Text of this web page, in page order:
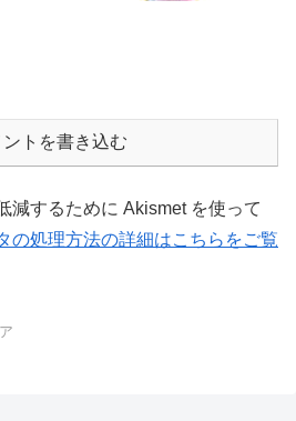
ントを書き込む
減するために Akismet を使って
の処理方法の詳細はこちらをご覧